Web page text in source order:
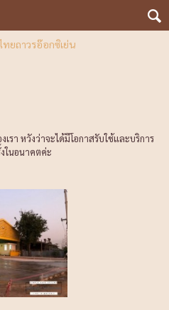
ทยถาวรอ๊อกซิเย่น
รา หวังว่าจะได้มีโอกาสรับใช้และบริการ
ในอนาคตค่ะ